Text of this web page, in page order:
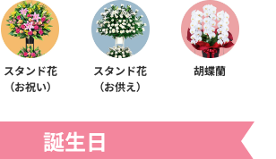
スタンド花
（お祝い）
スタンド花
（お供え）
胡蝶蘭
誕生日